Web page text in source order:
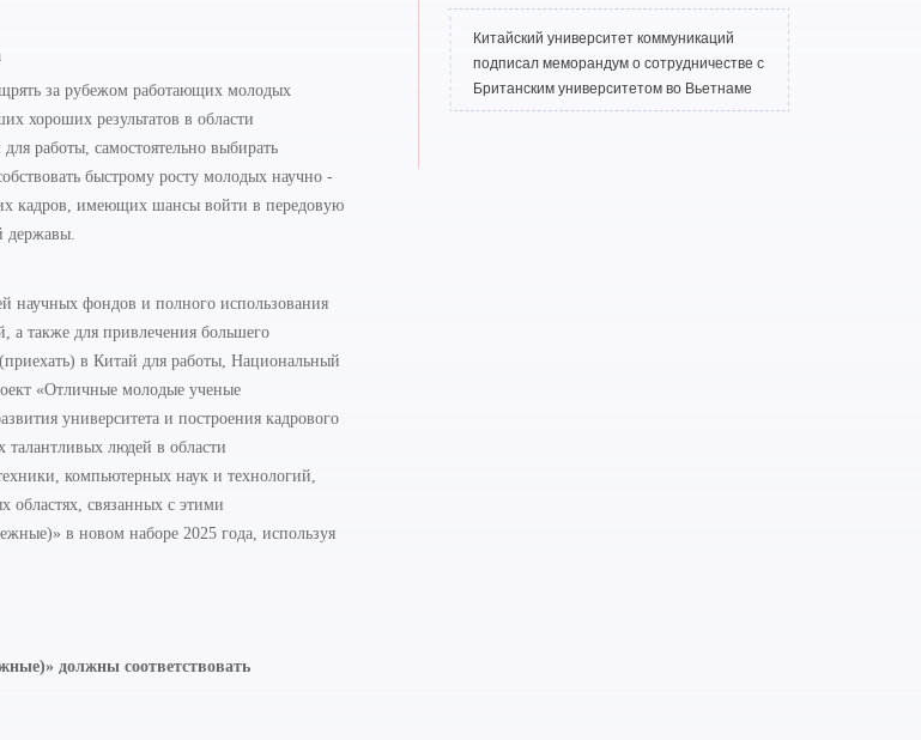
за рубежом работающих молодых
хороших результатов в области
работы, самостоятельно выбирать
быстрому росту молодых научно -
кадров, имеющих шансы войти в передовую
державы.
научных фондов и полного использования
также для привлечения большего
в Китай для работы, Национальный
«Отличные молодые ученые
университета и построения кадрового
талантливых людей в области
компьютерных наук и технологий,
областях, связанных с этими
в новом наборе 2025 года, используя
должны соответствовать
Китайский университет коммуникаций
подписал меморандум о сотрудничестве с
Британским университетом во Вьетнаме